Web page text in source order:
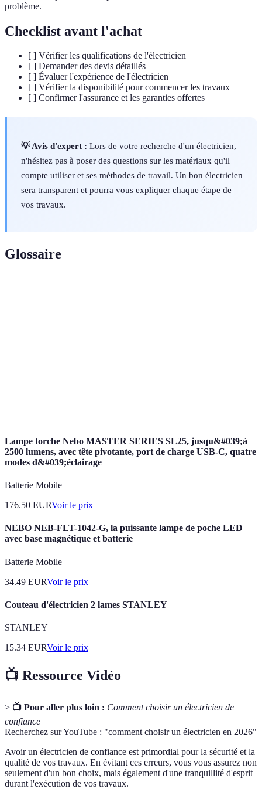
problème.
Checklist avant l'achat
[ ] Vérifier les qualifications de l'électricien
[ ] Demander des devis détaillés
[ ] Évaluer l'expérience de l'électricien
[ ] Vérifier la disponibilité pour commencer les travaux
[ ] Confirmer l'assurance et les garanties offertes
💡 Avis d'expert : Lors de votre recherche d'un électricien,
n'hésitez pas à poser des questions sur les matériaux qu'il
compte utiliser et ses méthodes de travail. Un bon électricien
sera transparent et pourra vous expliquer chaque étape de
vos travaux.
Glossaire
Lampe torche Nebo MASTER SERIES SL25, jusqu&#039;à
2500 lumens, avec tête pivotante, port de charge USB-C, quatre
modes d&#039;éclairage
Batterie Mobile
176.50 EURVoir le prix
NEBO NEB-FLT-1042-G, la puissante lampe de poche LED
avec base magnétique et batterie
Batterie Mobile
34.49 EURVoir le prix
Couteau d'électricien 2 lames STANLEY
STANLEY
15.34 EURVoir le prix
📺 Ressource Vidéo
> 📺 Pour aller plus loin : Comment choisir un électricien de
confiance
Recherchez sur YouTube : "comment choisir un électricien en 2026"
Avoir un électricien de confiance est primordial pour la sécurité et la
qualité de vos travaux. En évitant ces erreurs, vous vous assurez non
seulement d'un bon choix, mais également d'une tranquillité d'esprit
durant l'exécution de vos travaux.